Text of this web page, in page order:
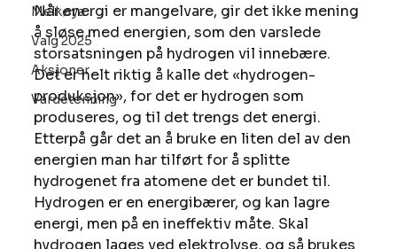
Melkøya
Valg 2025
Aksjoner
Vardetenning
Når energi er mangelvare, gir det ikke mening
å sløse med energien, som den varslede
storsatsningen på hydrogen vil innebære.
Det er helt riktig å kalle det «hydrogen-
produksjon», for det er hydrogen som
produseres, og til det trengs det energi.
Etterpå går det an å bruke en liten del av den
energien man har tilført for å splitte
hydrogenet fra atomene det er bundet til.
Hydrogen er en energibærer, og kan lagre
energi, men på en ineffektiv måte. Skal
hydrogen lages ved elektrolyse, og så brukes